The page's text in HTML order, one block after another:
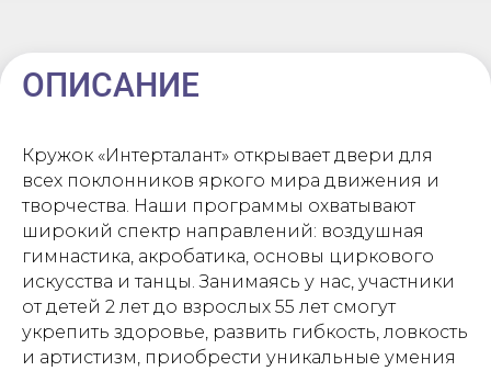
ОПИСАНИЕ
Кружок «Интерталант» открывает двери для
всех поклонников яркого мира движения и
творчества. Наши программы охватывают
широкий спектр направлений: воздушная
гимнастика, акробатика, основы циркового
искусства и танцы. Занимаясь у нас, участники
от детей 2 лет до взрослых 55 лет смогут
укрепить здоровье, развить гибкость, ловкость
и артистизм, приобрести уникальные умения